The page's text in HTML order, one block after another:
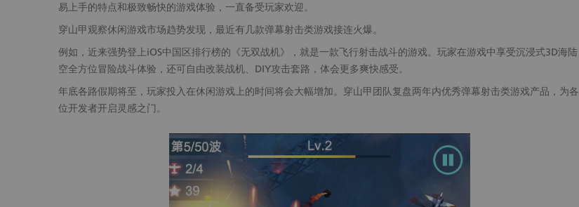
易上手的特点和极致畅快的游戏体验，一直备受玩家欢迎。
穿山甲观察休闲游戏市场趋势发现，最近有几款弹幕射击类游戏接连火爆。
例如，近来强势登上iOS中国区排行榜的《无双战机》，就是一款飞行射击战斗的游戏。玩家在游戏中享受沉浸式3D海陆
空全方位冒险战斗体验，还可自由改装战机、DIY攻击套路，体会更多爽快感受。
年底各路假期将至，玩家投入在休闲游戏上的时间将会大幅增加。穿山甲团队复盘两年内优秀弹幕射击类游戏产品，为各
位开发者开启灵感之门。